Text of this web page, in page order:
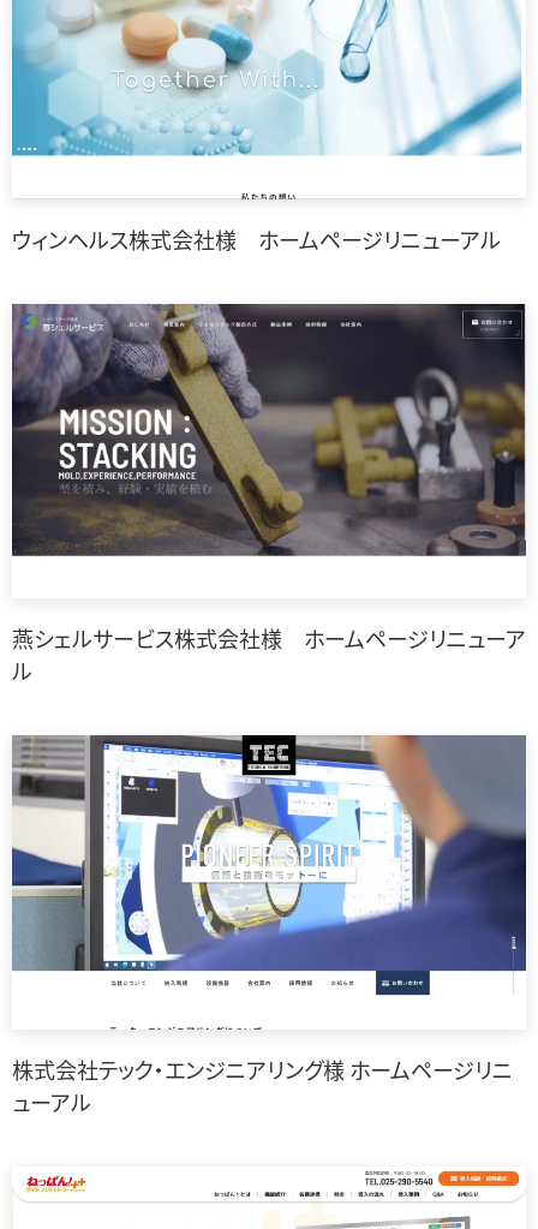
ウィンヘルス株式会社様 ホームページリニューアル
燕シェルサービス株式会社様 ホームページリニューア
ル
株式会社テック・エンジニアリング様 ホームページリニ
ューアル